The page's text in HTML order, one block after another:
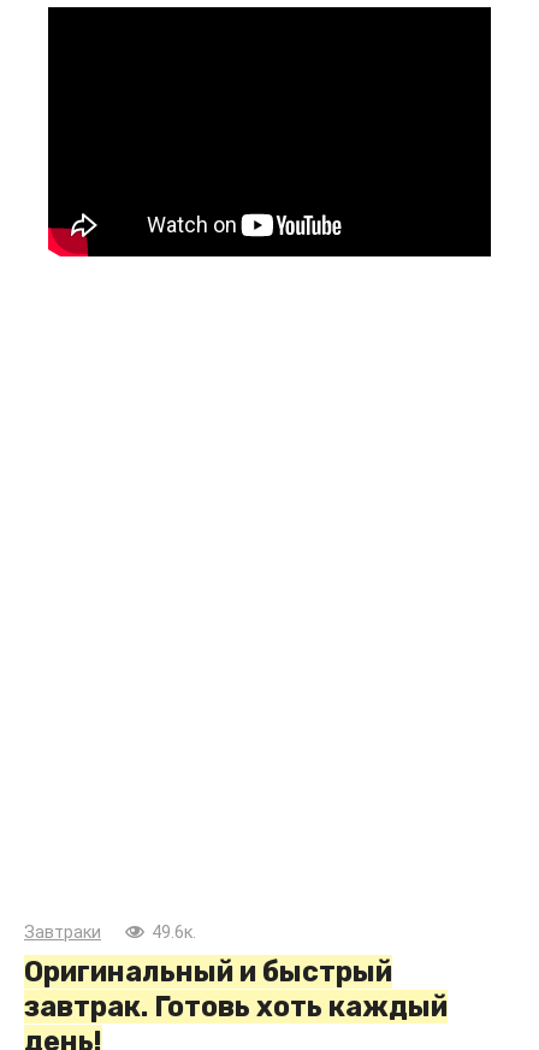
Завтраки 49.6к.
Оригинальный и быстрый
завтрак. Готовь хоть каждый
день!